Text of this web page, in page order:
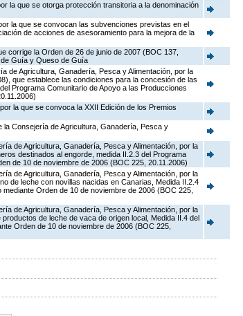
la que se otorga protección transitoria a la denominación
la que se convocan las subvenciones previstas en el
de acciones de asesoramiento para la mejora de la
corrige la Orden de 26 de junio de 2007 (BOC 137,
Guía y Queso de Guía
de Agricultura, Ganadería, Pesca y Alimentación, por la
que establece las condiciones para la concesión de las
Programa Comunitario de Apoyo a las Producciones
la que se convoca la XXII Edición de los Premios
la Consejería de Agricultura, Ganadería, Pesca y
de Agricultura, Ganadería, Pesca y Alimentación, por la
destinados al engorde, medida II.2.3 del Programa
de 10 de noviembre de 2006 (BOC 225, 20.11.2006)
de Agricultura, Ganadería, Pesca y Alimentación, por la
de leche con novillas nacidas en Canarias, Medida II.2.4
Orden de 10 de noviembre de 2006 (BOC 225,
de Agricultura, Ganadería, Pesca y Alimentación, por la
de leche de vaca de origen local, Medida II.4 del
Orden de 10 de noviembre de 2006 (BOC 225,